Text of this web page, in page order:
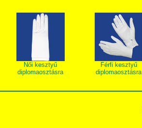
Női kesztyű
diplomaosztásra
Férfi kesztyű
diplomaosztásra